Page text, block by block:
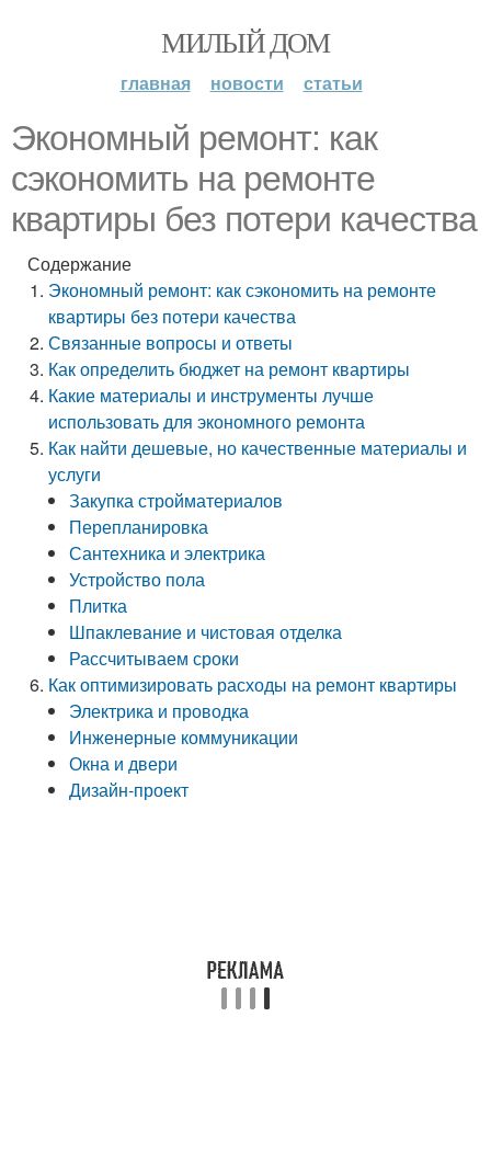
МИЛЫЙ ДОМ
главная новости статьи
Экономный ремонт: как
сэкономить на ремонте
квартиры без потери качества
Содержание
Экономный ремонт: как сэкономить на ремонте
квартиры без потери качества
Связанные вопросы и ответы
Как определить бюджет на ремонт квартиры
Какие материалы и инструменты лучше
использовать для экономного ремонта
Как найти дешевые, но качественные материалы и
услуги
Закупка стройматериалов
Перепланировка
Сантехника и электрика
Устройство пола
Плитка
Шпаклевание и чистовая отделка
Рассчитываем сроки
Как оптимизировать расходы на ремонт квартиры
Электрика и проводка
Инженерные коммуникации
Окна и двери
Дизайн-проект